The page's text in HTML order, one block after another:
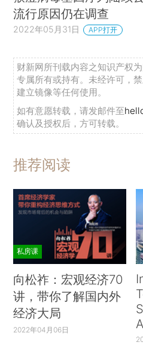
流行原因仍在调查
2022年05月31日 APP打开
财新网所刊载内容之知识产权
专属所有或持有。未经许可，
建立镜像等任何使用。
如有意愿转载，请发邮件至
确认及授权后，方可转载。
推荐阅读
私房课
向松祚：宏观经济70
讲，带你了解国内外
经济大局
2022年04月06日